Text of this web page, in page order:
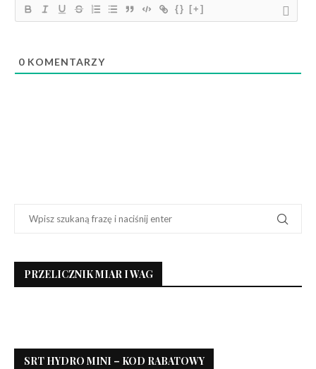
{} [+]
0 KOMENTARZY
PRZELICZNIK MIAR I WAG
SRT HYDRO MINI – KOD RABATOWY